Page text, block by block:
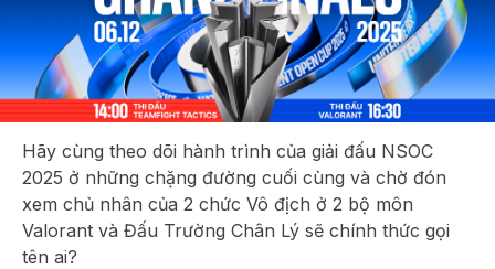
Hãy cùng theo dõi hành trình của giải đấu NSOC
2025 ở những chặng đường cuối cùng và chờ đón
xem chủ nhân của 2 chức Vô địch ở 2 bộ môn
Valorant và Đấu Trường Chân Lý sẽ chính thức gọi
tên ai?